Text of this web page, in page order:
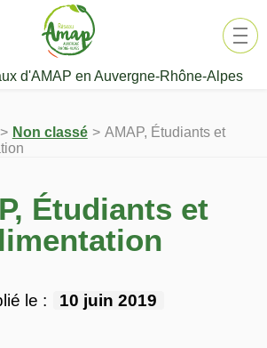
d'AMAP en Auvergne-Rhône-Alpes
Non classé
AMAP, Étudiants et
Étudiants et
le : 10 juin 2019